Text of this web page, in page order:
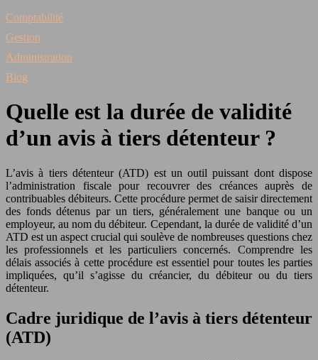
Comptabilité
Gestion
Administration
Blog
Quelle est la durée de validité
d’un avis à tiers détenteur ?
L’avis à tiers détenteur (ATD) est un outil puissant dont dispose
l’administration fiscale pour recouvrer des créances auprès de
contribuables débiteurs. Cette procédure permet de saisir directement
des fonds détenus par un tiers, généralement une banque ou un
employeur, au nom du débiteur. Cependant, la durée de validité d’un
ATD est un aspect crucial qui soulève de nombreuses questions chez
les professionnels et les particuliers concernés. Comprendre les
délais associés à cette procédure est essentiel pour toutes les parties
impliquées, qu’il s’agisse du créancier, du débiteur ou du tiers
détenteur.
Cadre juridique de l’avis à tiers détenteur
(ATD)